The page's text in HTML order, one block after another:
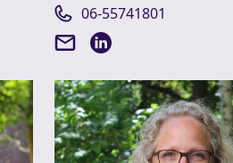
06-55741801